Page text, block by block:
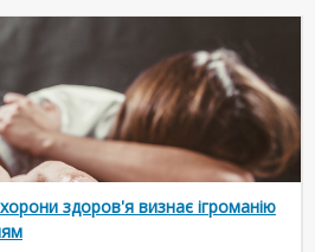
здоров'я визнає ігроманію